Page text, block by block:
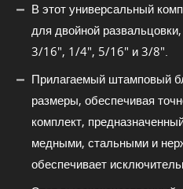
В этот универсальный
для двойной
3/16", 1/4", 5/16" и 3/8".
Прилагаемый штамповый
размеры, обеспечивая
комплект,
медными, стальными и
обеспечивает